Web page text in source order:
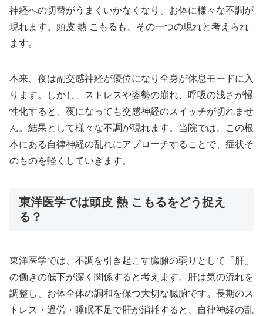
神経への切替がうまくいかなくなり、お体に様々な不調が
現れます。頭皮 熱 こもるも、その一つの現れと考えられ
ます。
本来、夜は副交感神経が優位になり全身が休息モードに入
ります。しかし、ストレスや姿勢の崩れ、呼吸の浅さが慢
性化すると、夜になっても交感神経のスイッチが切れませ
ん。結果として様々な不調が現れます。当院では、この根
本にある自律神経の乱れにアプローチすることで、症状そ
のものを軽くしていきます。
東洋医学では頭皮 熱 こもるをどう捉え
る？
東洋医学では、不調を引き起こす臓腑の弱りとして「肝」
の働きの低下が深く関係すると考えます。肝は気の流れを
調整し、お体全体の調和を保つ大切な臓腑です。長期のス
トレス・過労・睡眠不足で肝が消耗すると、自律神経の乱